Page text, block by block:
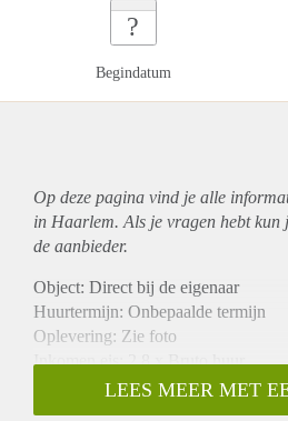
?
Begindatum
Op deze pagina vind je alle
in Haarlem. Als je vragen hebt kun
de aanbieder.
Object: Direct bij de eigenaar
Huurtermijn: Onbepaalde termijn
Oplevering: Zie foto
Inkomen eis: 2,8 x Bruto huur
Garantiestelling mogelijk: Ja
Borg: 1 Maand
LEES MEER MET